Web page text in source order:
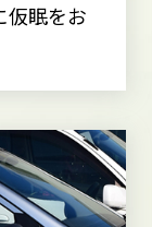
仮眠をお